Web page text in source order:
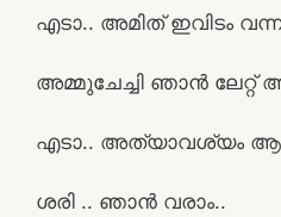
എടാ.. അമിത് ഇവിടം
അമ്മുചേച്ചി ഞാൻ ലേറ്റ്
എടാ.. അത്യാവശ്യം
ശരി .. ഞാൻ വരാം..